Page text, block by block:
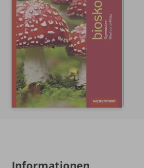
Informationen